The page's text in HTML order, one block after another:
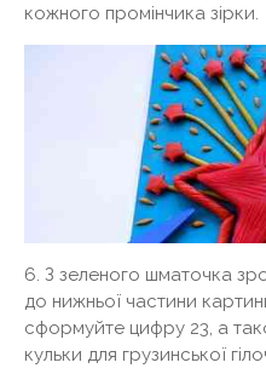
кожного промінчика зірки.
6. З зеленого шматочка
до нижньої частини
сформуйте цифру 23, а
кульки для грузинської